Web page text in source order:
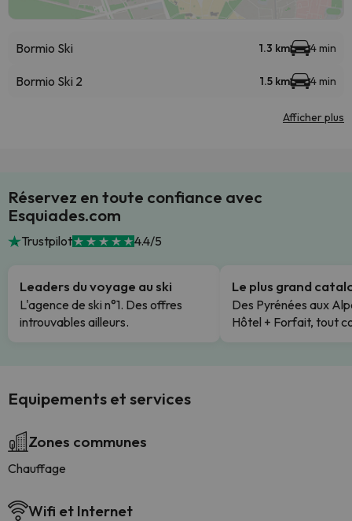
Bormio Ski 1.3 km 4 min
Bormio Ski 2 1.5 km 4 min
Afficher plus
Réservez en toute confiance avec
Esquiades.com
Trustpilot 4.4/5
Leaders du voyage au ski
L'agence de ski n°1. Des offres
introuvables ailleurs.
Le plus grand
Des Pyrénées aux
Hôtel + Forfait, tout
Equipements et services
Zones communes
Chauffage
Wifi et Internet